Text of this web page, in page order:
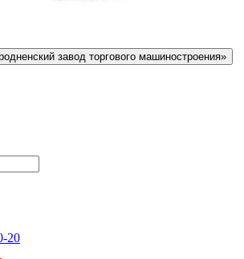
завод торгового машиностроения»
20